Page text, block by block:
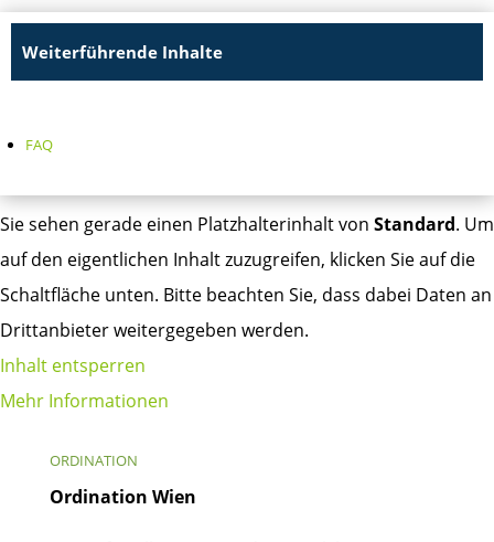
Weiterführende Inhalte
FAQ
Sie sehen gerade einen Platzhalterinhalt von Standard. Um
auf den eigentlichen Inhalt zuzugreifen, klicken Sie auf die
Schaltfläche unten. Bitte beachten Sie, dass dabei Daten an
Drittanbieter weitergegeben werden.
Inhalt entsperren
Mehr Informationen
ORDINATION
Ordination Wien